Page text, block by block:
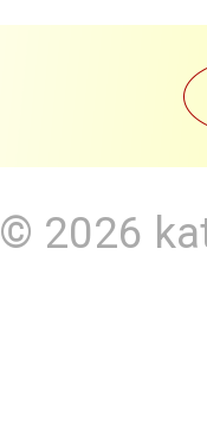
© 2026